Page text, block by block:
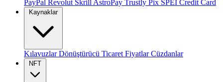
PayPal Revolut Skrill AstroPay Trustly Pix SPEI Credit Card
Kaynaklar
KılavuzlarDönüştürücü Ticaret FiyatlarCüzdanlar
NFT